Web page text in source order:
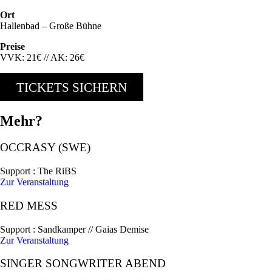
Ort
Hallenbad – Große Bühne
Preise
VVK: 21€ // AK: 26€
TICKETS SICHERN
Mehr?
OCCRASY (SWE)
Support : The RiBS
Zur Veranstaltung
RED MESS
Support : Sandkamper // Gaias Demise
Zur Veranstaltung
SINGER SONGWRITER ABEND